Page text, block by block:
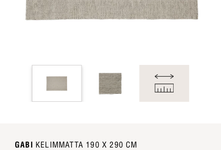
GABI KELIMMATTA 190 X 290 CM